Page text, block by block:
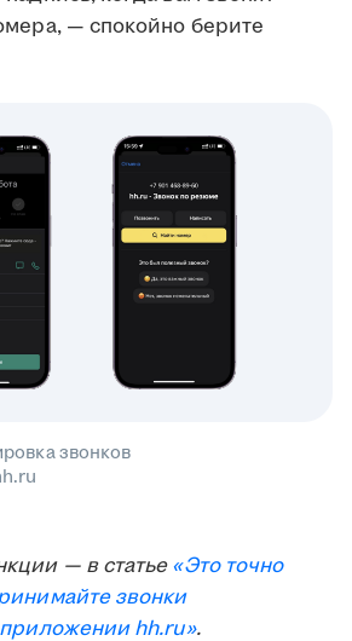
— спокойно берите
звонков
— в статье«Это точно
звонки
hh.ru».